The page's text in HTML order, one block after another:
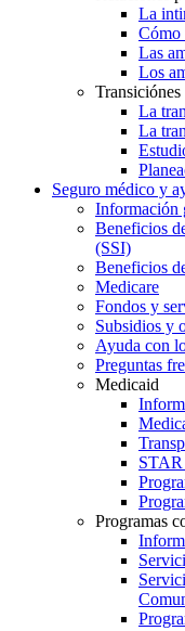
La
Cómo
Las
Los
Transiciónes
La
La
Seguro médico y
Información
Beneficios
(SSI)
Beneficios
Medicare
Fondos y
Subsidios y
Ayuda con
Preguntas
Medicaid
Programas